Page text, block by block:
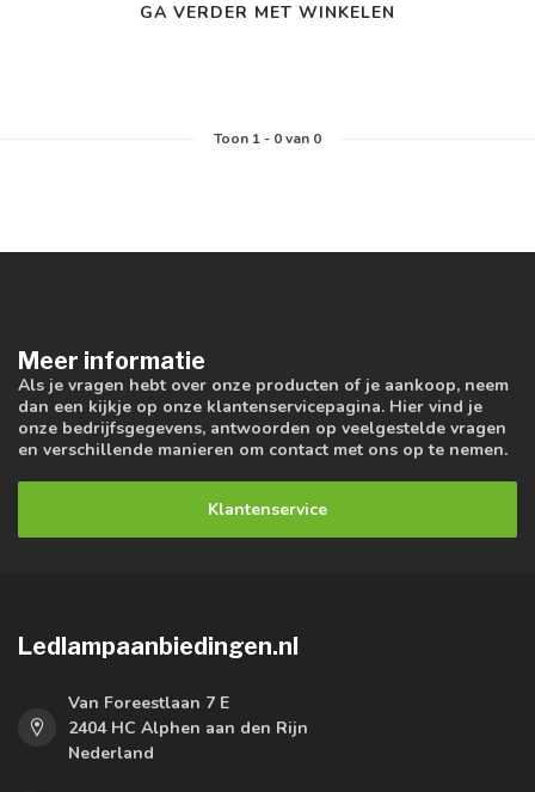
GA VERDER MET WINKELEN
Toon 1- 0van 0
Meer informatie
Als je vragen hebt over onze producten of je aankoop, neem
dan een kijkje op onze klantenservicepagina. Hier vind je
onze bedrijfsgegevens, antwoorden op veelgestelde vragen
en verschillende manieren om contact met ons op te nemen.
Klantenservice
Ledlampaanbiedingen.nl
Van Foreestlaan 7 E
2404 HC Alphen aan den Rijn
Nederland